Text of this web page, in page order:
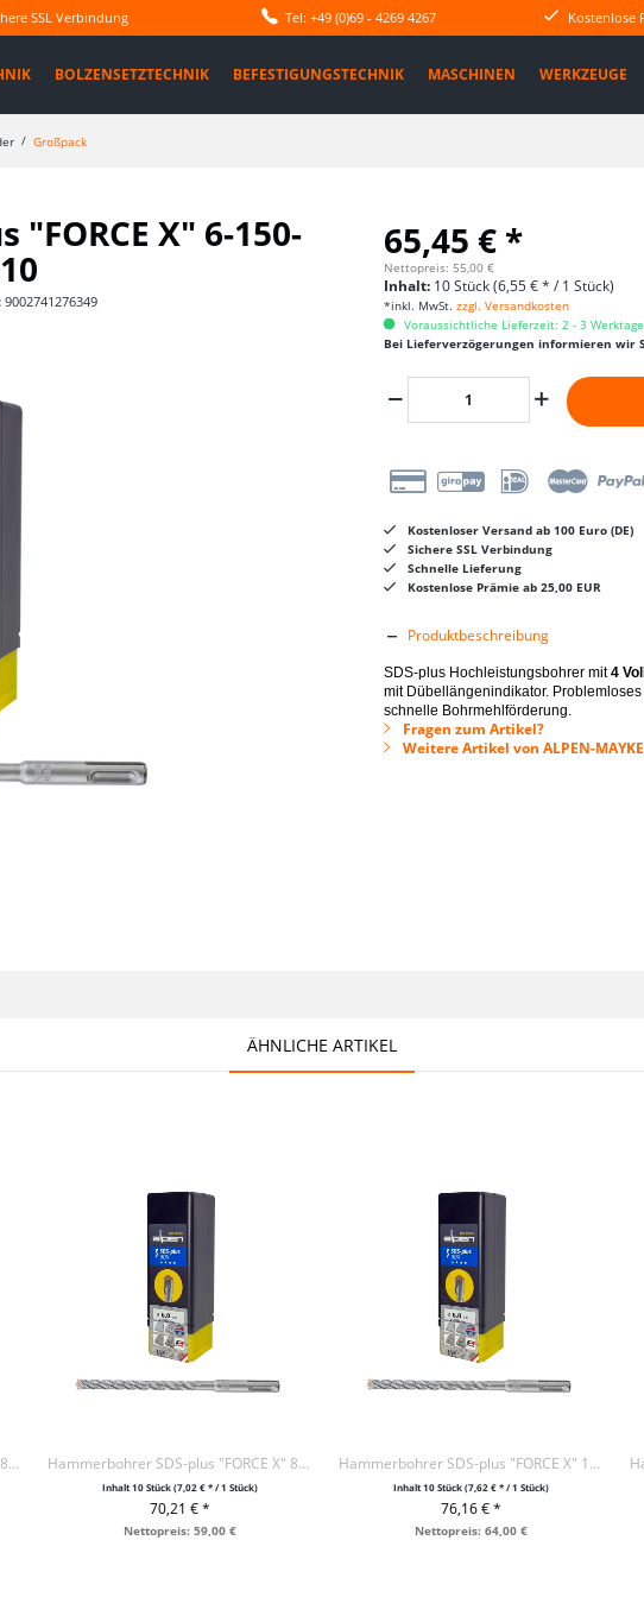
SSL Verbindung Tel: +49 (0)69 - 4269 4267 Kostenlose
BOLZENSETZTECHNIK BEFESTIGUNGSTECHNIK MASCHINEN WERKZEUGE
Großpack
X" 6-150-
9002741276349
65,45 € *
Nettopreis: 55,00 €
Inhalt: 10 Stück (6,55 € * / 1 Stück)
*inkl. MwSt. zzgl. Versandkosten
Voraussichtliche Lieferzeit: 2 - 3 Werktage
Bei Lieferverzögerungen informieren wir
Kostenloser Versand ab 100 Euro (DE)
Sichere SSL Verbindung
Schnelle Lieferung
Kostenlose Prämie ab 25,00 EUR
Produktbeschreibung
SDS-plus Hochleistungsbohrer mit4
mit Dübellängenindikator.
schnelle Bohrmehlförderung.
Fragen zum Artikel?
Weitere Artikel von ALPEN-
ÄHNLICHE ARTIKEL
Hammerbohrer SDS-plus "FORCE X" 8-100-160 / VE10 Hammerbohrer SDS-plus "FORCE X" 8-150-210 / VE10
Inhalt10 Stück(7,02 € * / 1 Stück)
70,21 € *
+ IN DEN WARENKORB
Nettopreis: 59,00 €
Hammerbohrer SDS-plus "FORCE X" 10-100-160 / VE10
Inhalt10 Stück(7,62 € * / 1 Stück)
76,16 € *
+ IN DEN WARENKORB
Nettopreis: 64,00 €